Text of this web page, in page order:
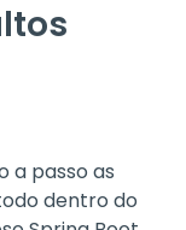
a passo as
dentro do